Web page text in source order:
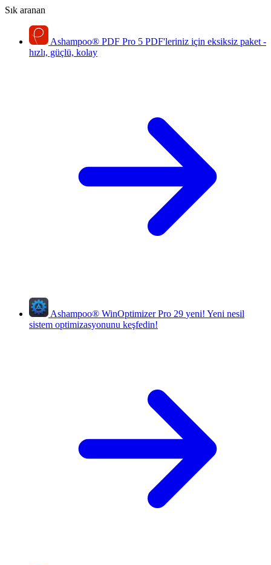
Sık aranan
Ashampoo® PDF Pro 5 PDF'leriniz için eksiksiz paket -
hızlı, güçlü, kolay
Ashampoo® WinOptimizer Pro 29 yeni! Yeni nesil
sistem optimizasyonunu keşfedin!